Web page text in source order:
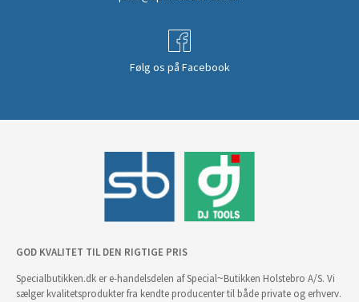
Følg os på Facebook
GOD KVALITET TIL DEN RIGTIGE PRIS
Specialbutikken.dk er e-handelsdelen af Special~Butikken Holstebro A/S. Vi
sælger kvalitetsprodukter fra kendte producenter til både private og erhverv.